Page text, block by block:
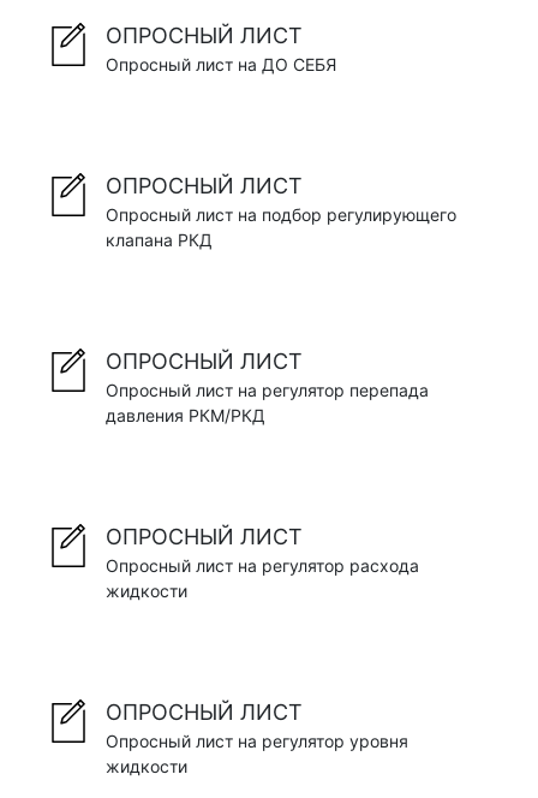
ОПРОСНЫЙ ЛИСТ
Опросный лист на ДО СЕБЯ
ОПРОСНЫЙ ЛИСТ
Опросный лист на подбор регулирующего
клапана РКД
ОПРОСНЫЙ ЛИСТ
Опросный лист на регулятор перепада
давления РКМ/РКД
ОПРОСНЫЙ ЛИСТ
Опросный лист на регулятор расхода
жидкости
ОПРОСНЫЙ ЛИСТ
Опросный лист на регулятор уровня
жидкости